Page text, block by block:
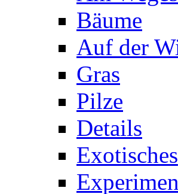
Bäume
Auf der
Gras
Pilze
Details
Exotisches